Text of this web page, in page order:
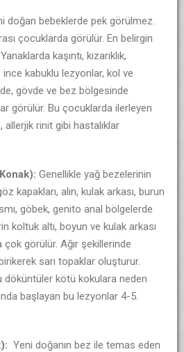
doğan bebeklerde pek görülmez.
çocuklarda görülür. En belirgin
kaşıntı, kızarıklık,
kabuklu lezyonlar, kol ve
gövde ve bez bölgesinde
görülür. Bu çocuklarda ilerleyen
rinit gibi hastalıklar
Genellikle yağ bezelerinin
kapakları, alın, kulak arkası, burun
göbek, genito anal bölgelerde
koltuk altı, boyun ve kulak arkası
çok görülür. Ağır şekillerinde
sarı topaklar oluşturur.
döküntüler kötü kokulara neden
başlayan bu lezyonlar 4-5.
Yeni doğanın bez ile temas eden